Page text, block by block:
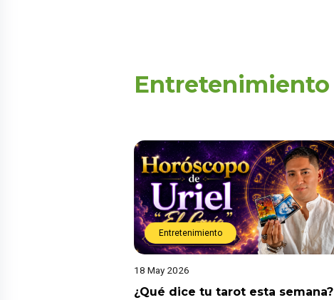
Entretenimiento
Entretenimiento
18 May 2026
¿Qué dice tu tarot esta semana?